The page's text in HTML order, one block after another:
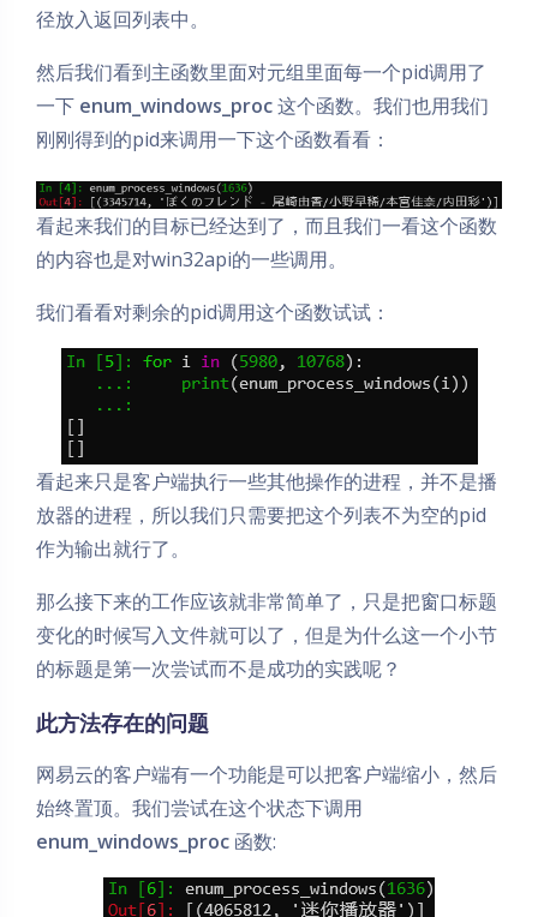
径放入返回列表中。
然后我们看到主函数里面对元组里面每一个pid调用了
一下 enum_windows_proc这个函数。我们也用我们
刚刚得到的pid来调用一下这个函数看看：
看起来我们的目标已经达到了，而且我们一看这个函数
的内容也是对win32api的一些调用。
我们看看对剩余的pid调用这个函数试试：
看起来只是客户端执行一些其他操作的进程，并不是播
放器的进程，所以我们只需要把这个列表不为空的pid
作为输出就行了。
那么接下来的工作应该就非常简单了，只是把窗口标题
变化的时候写入文件就可以了，但是为什么这一个小节
的标题是第一次尝试而不是成功的实践呢？
此方法存在的问题
网易云的客户端有一个功能是可以把客户端缩小，然后
始终置顶。我们尝试在这个状态下调用
enum_windows_proc 函数: